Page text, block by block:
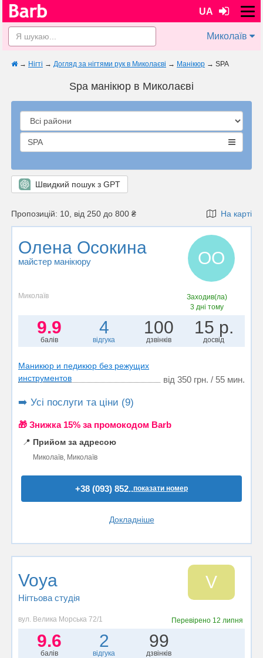
UA
Миколаїв
→ Нігті → Догляд за нігтями рук в Миколаєві → Манікюр → SPA
Spa манікюр в Миколаєві
SPA
Швидкий пошук з GPT
Пропозицій: 10, від 250 до 800 ₴ На карті
Олена Осокина
майстер манікюру ОО
Миколаїв
Заходив(ла)
3 дні тому
9.9
балів
4
відгука
100
дзвінків
15 р.
досвід
Маникюр и педикюр без режущих
инструментов
від 350 грн. / 55 мин.
➡️ Усі послуги та ціни (9)
🎁 Знижка 15% за промокодом Barb
📍 Прийом за адресою
Миколаїв, Миколаїв
+38 (093) 852..показати номер
Докладніше
Voya
Нігтьова студія
V
вул. Велика Морська 72/1 Перевірено 12 липня
9.6
балів
2
відгука
99
дзвінків